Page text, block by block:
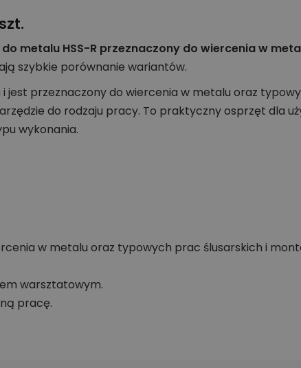
do metalu HSS-R przeznaczony do wiercenia w
szybkie porównanie wariantów.
jest przeznaczony do wiercenia w metalu oraz
do rodzaju pracy. To praktyczny osprzęt dla
wykonania.
w metalu oraz typowych prac ślusarskich i
warsztatowym.
pracę.